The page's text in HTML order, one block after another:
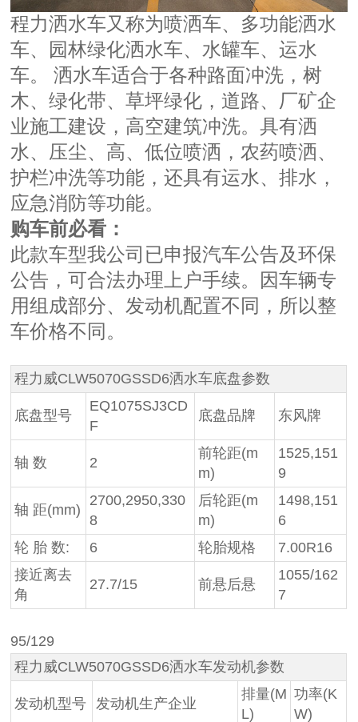
程力洒水车又称为喷洒车、多功能洒水
车、园林绿化洒水车、水罐车、运水
车。 洒水车适合于各种路面冲洗，树
木、绿化带、草坪绿化，道路、厂矿企
业施工建设，高空建筑冲洗。具有洒
水、压尘、高、低位喷洒，农药喷洒、
护栏冲洗等功能，还具有运水、排水，
应急消防等功能。
购车前必看：
此款车型我公司已申报汽车公告及环保
公告，可合法办理上户手续。因车辆专
用组成部分、发动机配置不同，所以整
车价格不同。
程力威CLW5070GSSD6洒水车底盘参数
底盘型号
EQ1075SJ3CD
F
底盘品牌 东风牌
轴 数 2
前轮距(m
m)
1525,151
9
轴 距(mm)
2700,2950,330
8
后轮距(m
m)
1498,151
6
轮 胎 数:
6 轮胎规格
7.00R16
接近离去
角
27.7/15 前悬后悬
1055/162
7
95/129
程力威CLW5070GSSD6洒水车发动机参数
发动机型号 发动机生产企业
排量(M
L)
功率(K
W)